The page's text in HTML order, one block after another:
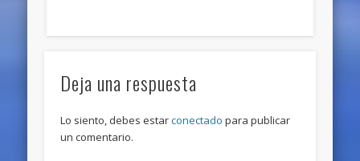
Deja una respuesta
Lo siento, debes estarconectado para publicar
un comentario.